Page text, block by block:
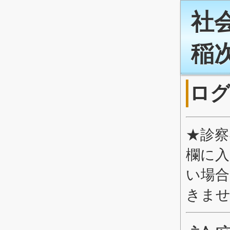
社
稲
ロ
★診察
欄に
い場
きま